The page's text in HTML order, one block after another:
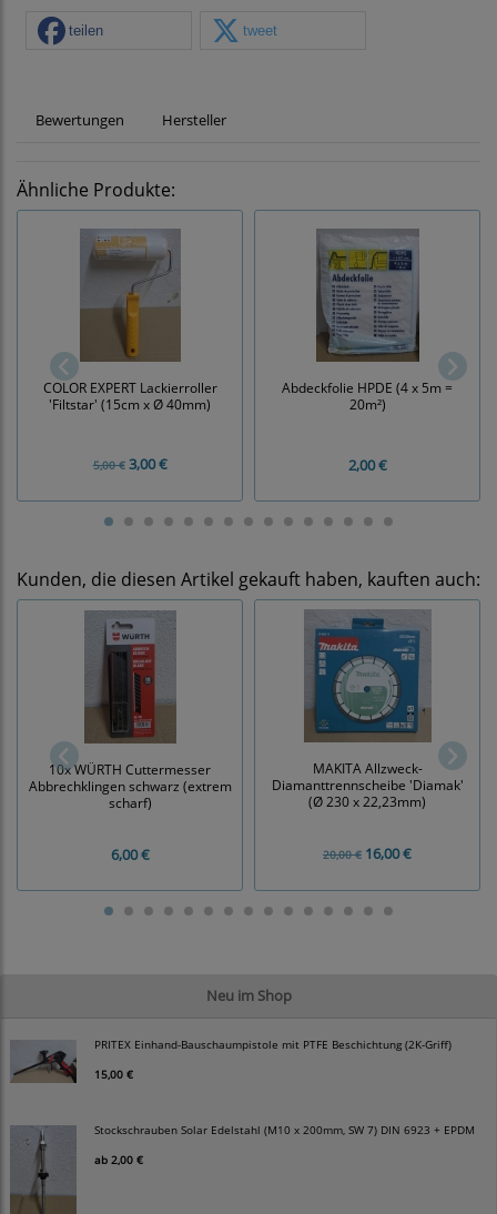
Neu im Shop
PRITEX Einhand-Bauschaumpistole mit PTFE Beschichtung (2K-Griff)
15,00 €
Stockschrauben Solar Edelstahl (M10 x 200mm, SW 7) DIN 6923 + EPDM
ab 2,00 €
teilen tweet
Bewertungen Hersteller
Ähnliche Produkte:
COLOR EXPERT Lackierroller
'Filtstar' (15cm x Ø 40mm)
5,00 €3,00 €
Abdeckfolie HPDE (4 x 5m =
20m²)
2,00 €
Kunden, die diesen Artikel gekauft haben, kauften auch:
10x WÜRTH Cuttermesser
Abbrechklingen schwarz (extrem
scharf)
6,00 €
MAKITA Allzweck-
Diamanttrennscheibe 'Diamak'
(Ø 230 x 22,23mm)
20,00 € 16,00 €